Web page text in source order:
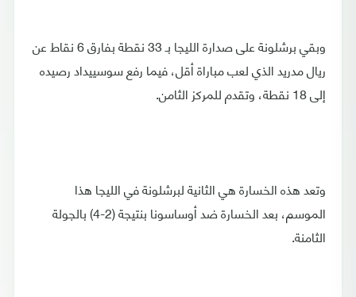
وبقي برشلونة على صدارة الليجا بـ 33 نقطة بفارق 6 نقاط عن
ريال مدريد الذي لعب مباراة أقل، فيما رفع سوسييداد رصيده
إلى 18 نقطة، وتقدم للمركز الثامن.
وتعد هذه الخسارة هي الثانية لبرشلونة في الليجا هذا
الموسم، بعد الخسارة ضد أوساسونا بنتيجة (2-4) بالجولة
الثامنة.